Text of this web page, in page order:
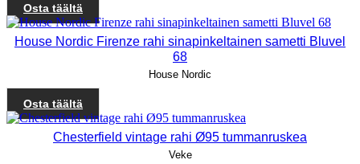
Osta täältä
House Nordic Firenze rahi sinapinkeltainen sametti Bluvel
68
House Nordic
Osta täältä
Chesterfield vintage rahi Ø95 tummanruskea
Veke